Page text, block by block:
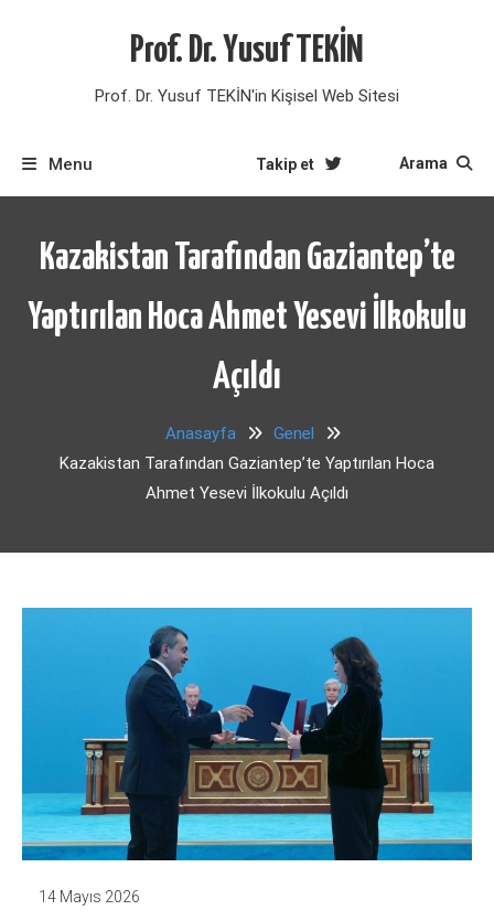
Prof. Dr. Yusuf TEKİN
Prof. Dr. Yusuf TEKİN'in Kişisel Web Sitesi
Menu Takip et Arama
Kazakistan Tarafından Gaziantep’te
Yaptırılan Hoca Ahmet Yesevi İlkokulu
Açıldı
Anasayfa
Genel
Kazakistan Tarafından Gaziantep’te Yaptırılan Hoca
Ahmet Yesevi İlkokulu Açıldı
14 Mayıs 2026